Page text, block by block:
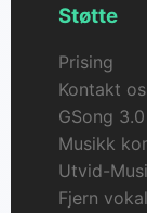
Støtte
Prising
Kontakt
GSong 3.0
Musikk
Utvid-
Fjern